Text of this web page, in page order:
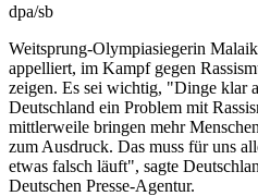
dpa/sb
Weitsprung-Olympiasiegerin
appelliert, im Kampf gegen
zeigen. Es sei wichtig, "Dinge klar
Deutschland ein Problem mit
mittlerweile bringen mehr
zum Ausdruck. Das muss für uns
etwas falsch läuft", sagte
Deutschen Presse-Agentur.